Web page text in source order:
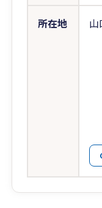
所在地 山